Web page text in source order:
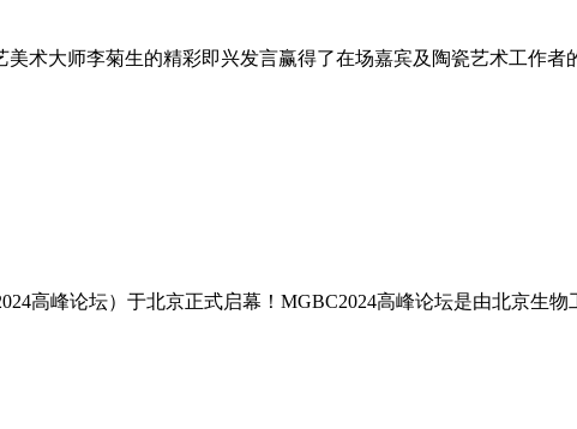
术大师李菊生的精彩即兴发言赢得了在场嘉宾及陶瓷艺术工作者
高峰论坛）于北京正式启幕！MGBC2024高峰论坛是由北京生